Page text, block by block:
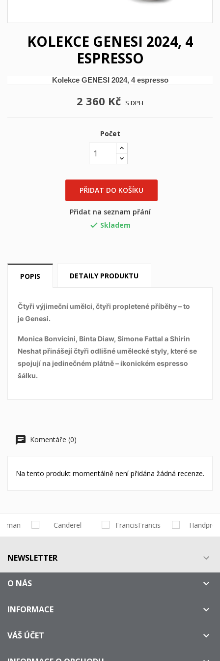
KOLEKCE GENESI 2024, 4
ESPRESSO
Kolekce GENESI 2024, 4 espresso
2 360 Kč S DPH
Počet
PŘIDAT DO KOŠÍKU
Přidat na seznam přání
 Skladem
POPIS DETAILY PRODUKTU
Čtyři výjimeční umělci, čtyři propletené příběhy – to
jeGenesi.
Monica Bonvicini, Binta Diaw, Simone Fattal a Shirin
Neshat přinášejí čtyři odlišné umělecké styly, které se
spojují na jedinečném plátně – ikonickém espresso
šálku.
Komentáře (0)
Na tento produkt momentálně není přidána žádná recenze.
NEWSLETTER 
O NÁS 
INFORMACE 
VÁŠ ÚČET 
Můj seznam přání
((cancelText))
Přihlásit se
Musíte být přihlášen, abyste si mohli výrobky uložit do